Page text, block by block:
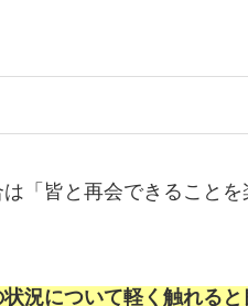
「皆と再会できることを
況について軽く触れると